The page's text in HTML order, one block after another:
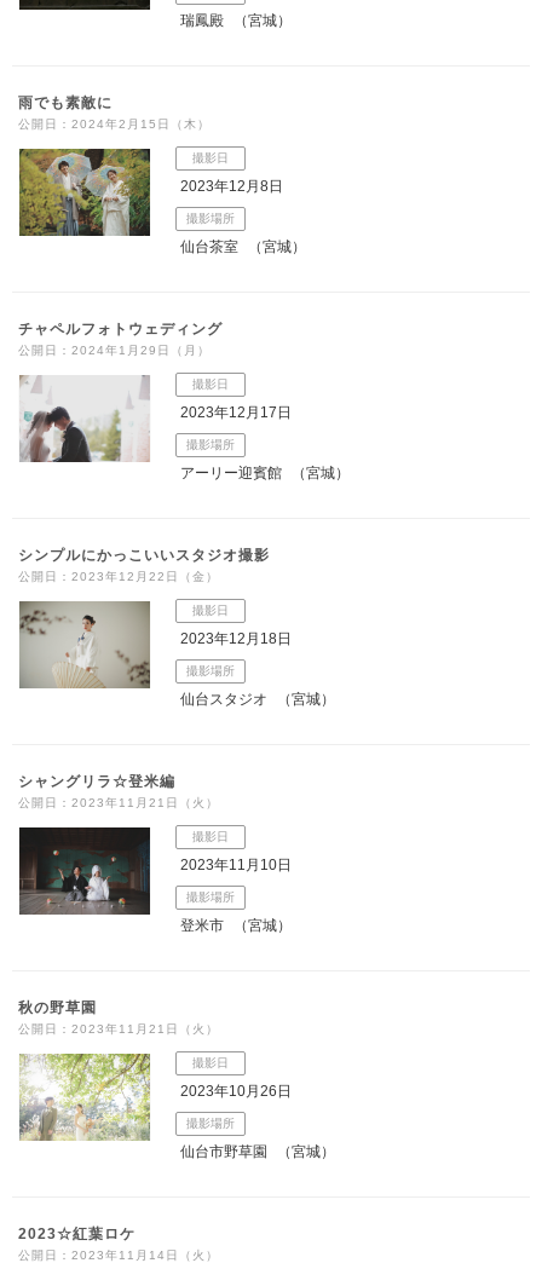
瑞鳳殿 （宮城）
雨でも素敵に
公開日：2024年2月15日（木）
撮影日
2023年12月8日
撮影場所
仙台茶室 （宮城）
チャペルフォトウェディング
公開日：2024年1月29日（月）
撮影日
2023年12月17日
撮影場所
アーリー迎賓館 （宮城）
シンプルにかっこいいスタジオ撮影
公開日：2023年12月22日（金）
撮影日
2023年12月18日
撮影場所
仙台スタジオ （宮城）
シャングリラ☆登米編
公開日：2023年11月21日（火）
撮影日
2023年11月10日
撮影場所
登米市 （宮城）
秋の野草園
公開日：2023年11月21日（火）
撮影日
2023年10月26日
撮影場所
仙台市野草園 （宮城）
2023☆紅葉ロケ
公開日：2023年11月14日（火）